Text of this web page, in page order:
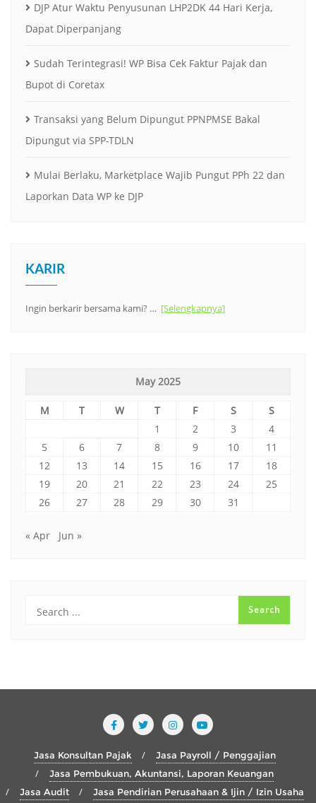
DJP Atur Waktu Penyusunan LHP2DK 44 Hari Kerja,
Dapat Diperpanjang
Sudah Terintegrasi! WP Bisa Cek Faktur Pajak dan
Bupot di Coretax
Transaksi yang Belum Dipungut PPNPMSE Bakal
Dipungut via SPP-TDLN
Mulai Berlaku, Marketplace Wajib Pungut PPh 22 dan
Laporkan Data WP ke DJP
KARIR
Ingin berkarir bersama kami? … [Selengkapnya]
May 2025
M T W T F S
S
1
2 3
4
5
6 7 8 9 10
11
12
13 14 15 16 17
18
19
20 21 22 23 24
25
26
27 28 29 30 31
« Apr Jun »
Jasa Konsultan Pajak
Jasa Payroll / Penggajian
Jasa Pembukuan, Akuntansi, Laporan Keuangan
Jasa Audit
Jasa Pendirian Perusahaan & Ijin / Izin Usaha